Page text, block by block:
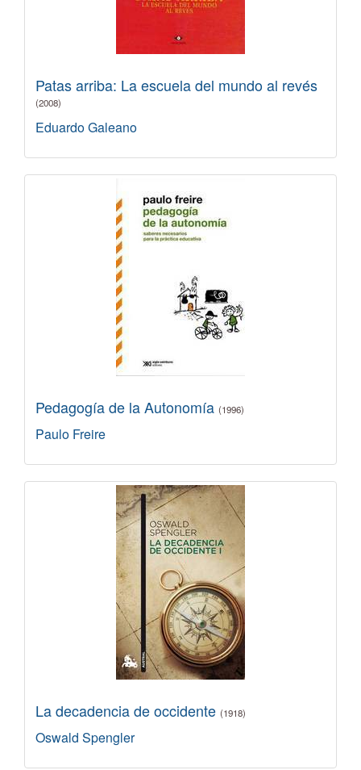
Patas arriba: La escuela del mundo al revés
(2008)
Eduardo Galeano
Pedagogía de la Autonomía (1996)
Paulo Freire
La decadencia de occidente (1918)
Oswald Spengler